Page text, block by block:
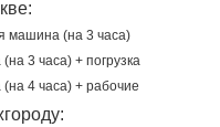
машина (на 3 часа)
3 часа) + погрузка
4 часа) + рабочие